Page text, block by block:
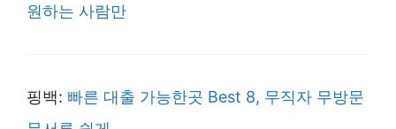
원하는 사람만
핑백: 빠른 대출 가능한곳 Best 8, 무직자 무방문